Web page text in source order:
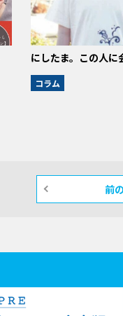
にしたま。この人に
コラム
前